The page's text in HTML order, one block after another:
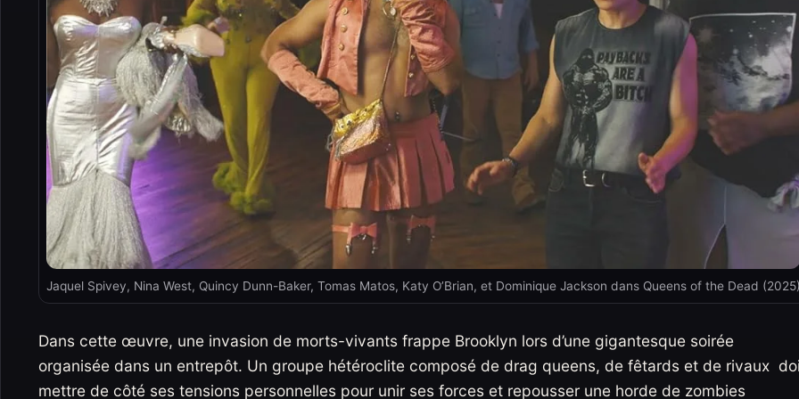
Jaquel Spivey, Nina West, Quincy Dunn-Baker, Tomas Matos, Katy O’Brian, et Dominique Jackson dans Queens of the Dead
Dans cette œuvre, une invasion de morts-vivants frappe Brooklyn lors d’une gigantesque soirée
organisée dans un entrepôt. Un groupe hétéroclite composé de drag queens, de fêtards et de rivaux
mettre de côté ses tensions personnelles pour unir ses forces et repousser une horde de zombies